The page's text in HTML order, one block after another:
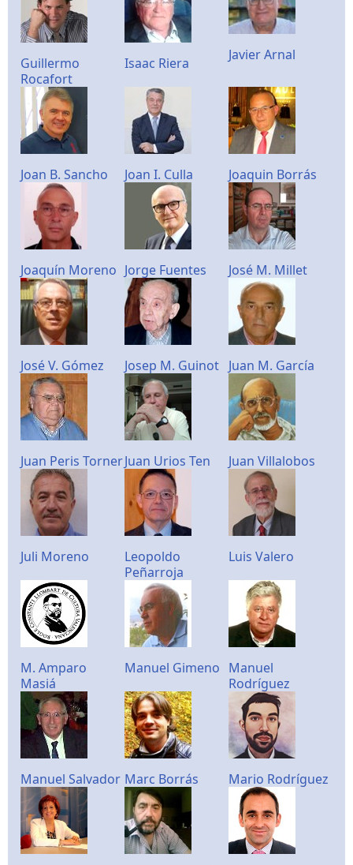
Guillermo
Rocafort
Isaac Riera Javier Arnal
Joan B. Sancho Joan I. Culla Joaquin Borrás
Joaquín Moreno Jorge Fuentes José M. Millet
José V. Gómez Josep M. Guinot Juan M. García
Juan Peris TornerJuan Urios Ten Juan Villalobos
Juli Moreno
Leopoldo
Peñarroja
Luis Valero
M. Amparo
Masiá
Manuel Gimeno Manuel
Rodríguez
Manuel Salvador Marc Borrás Mario Rodríguez